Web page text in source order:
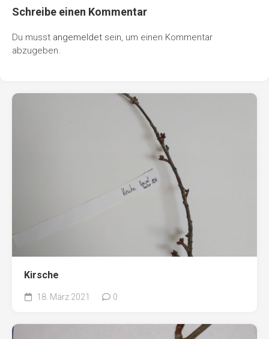
Schreibe einen Kommentar
Du musst angemeldet sein, um einen Kommentar
abzugeben.
Kirsche
18. März 2021 0